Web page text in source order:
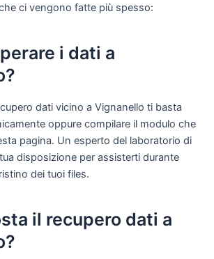
ci vengono fatte più spesso:
i dati a
dati vicino a Vignanello ti basta
oppure compilare il modulo che
pagina. Un esperto del laboratorio di
disposizione per assisterti durante
dei tuoi files.
il recupero dati a